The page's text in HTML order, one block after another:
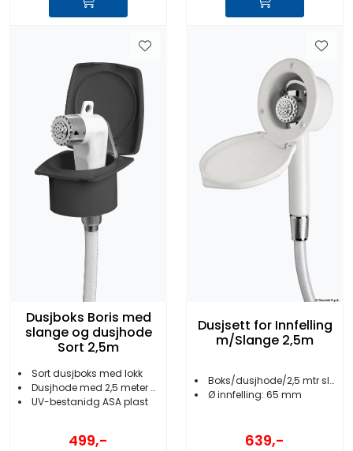
Dusjboks Boris med
slange og dusjhode
Sort 2,5m
Sort dusjboks med lokk
Dusjhode med 2,5 meter slange
UV-bestanidg ASA plast
499,-
Dusjsett for Innfelling
m/Slange 2,5m
Boks/dusjhode/2,5 mtr slange
Ø innfelling: 65 mm
639,-